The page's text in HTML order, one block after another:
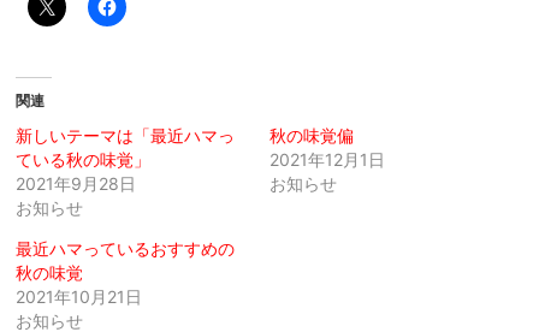
関連
新しいテーマは「最近ハマっ
ている秋の味覚」
2021年9月28日
お知らせ
秋の味覚偏
2021年12月1日
お知らせ
最近ハマっているおすすめの
秋の味覚
2021年10月21日
お知らせ